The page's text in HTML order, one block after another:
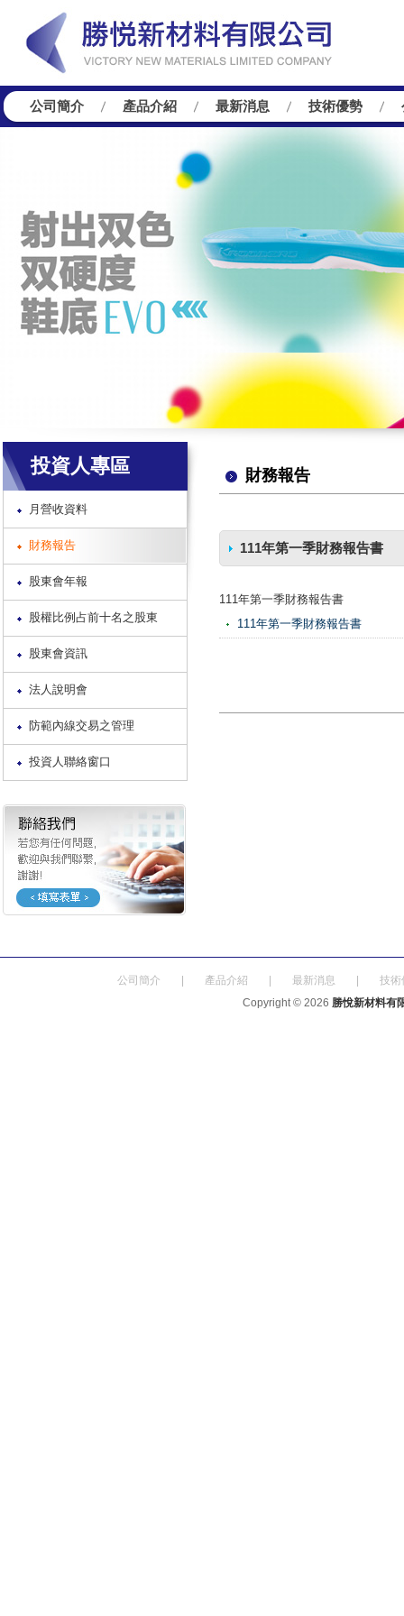
公司簡介 產品介紹 最新消息 技術優勢
投資人專區
月營收資料
財務報告
股東會年報
股權比例占前十名之股東
股東會資訊
法人說明會
防範內線交易之管理
投資人聯絡窗口
財務報告
111年第一季財務報告書
111年第一季財務報告書
111年第一季財務報告書
公司簡介 產品介紹 最新消息 |技術
Copyright © 2026 勝悅新材料有